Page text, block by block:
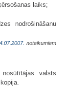
laiks;
nodrošināšanu
noteikumiem
valsts